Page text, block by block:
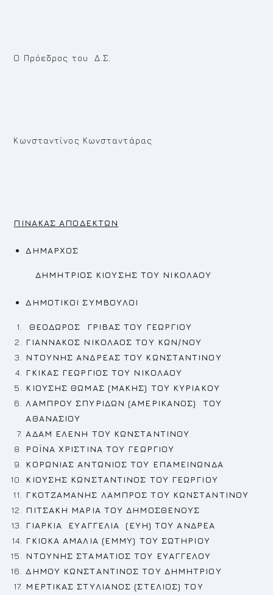
Ο Πρόεδρος του Δ.Σ.
Κωνσταντίνος Κωνσταντάρας
ΠΙΝΑΚΑΣ ΑΠΟΔΕΚΤΩΝ
ΔΗΜΑΡΧΟΣ
ΔΗΜΗΤΡΙΟΣ ΚΙΟΥΣΗΣ ΤΟΥ ΝΙΚΟΛΑΟΥ
ΔΗΜΟΤΙΚΟΙ ΣΥΜΒΟΥΛΟΙ
ΘΕΟΔΩΡΟΣ ΓΡΙΒΑΣ ΤΟΥ ΓΕΩΡΓΙΟΥ
ΓΙΑΝΝΑΚΟΣ ΝΙΚΟΛΑΟΣ ΤΟΥ ΚΩΝ/ΝΟΥ
ΝΤΟΥΝΗΣ ΑΝΔΡΕΑΣ ΤΟΥ ΚΩΝΣΤΑΝΤΙΝΟΥ
ΓΚΙΚΑΣ ΓΕΩΡΓΙΟΣ ΤΟΥ ΝΙΚΟΛΑΟΥ
ΚΙΟΥΣΗΣ ΘΩΜΑΣ (ΜΑΚΗΣ) ΤΟΥ ΚΥΡΙΑΚΟΥ
ΛΑΜΠΡΟΥ ΣΠΥΡΙΔΩΝ (ΑΜΕΡΙΚΑΝΟΣ) ΤΟΥ
ΑΘΑΝΑΣΙΟΥ
ΑΔΑΜ ΕΛΕΝΗ ΤΟΥ ΚΩΝΣΤΑΝΤΙΝΟΥ
ΡΟΪΝΑ ΧΡΙΣΤΙΝΑ ΤΟΥ ΓΕΩΡΓΙΟΥ
ΚΟΡΩΝΙΑΣ ΑΝΤΩΝΙΟΣΤΟΥ ΕΠΑΜΕΙΝΩΝΔΑ
ΚΙΟΥΣΗΣ ΚΩΝΣΤΑΝΤΙΝΟΣ ΤΟΥ ΓΕΩΡΓΙΟΥ
ΓΚΟΤΖΑΜΑΝΗΣ ΛΑΜΠΡΟΣ ΤΟΥ ΚΩΝΣΤΑΝΤΙΝΟΥ
ΠΙΤΣΑΚΗ ΜΑΡΙΑ ΤΟΥ ΔΗΜΟΣΘΕΝΟΥΣ
ΓΙΑΡΚΙΑ ΕΥΑΓΓΕΛΙΑ (ΕΥΗ) ΤΟΥ ΑΝΔΡΕΑ
ΓΚΙΟΚΑ ΑΜΑΛΙΑ (ΕΜΜΥ) ΤΟΥ ΣΩΤΗΡΙΟΥ
ΝΤΟΥΝΗΣ ΣΤΑΜΑΤΙΟΣ ΤΟΥ ΕΥΑΓΓΕΛΟΥ
ΔΗΜΟΥ ΚΩΝΣΤΑΝΤΙΝΟΣ ΤΟΥ ΔΗΜΗΤΡΙΟΥ
ΜΕΡΤΙΚΑΣ ΣΤΥΛΙΑΝΟΣ (ΣΤΕΛΙΟΣ) ΤΟΥ